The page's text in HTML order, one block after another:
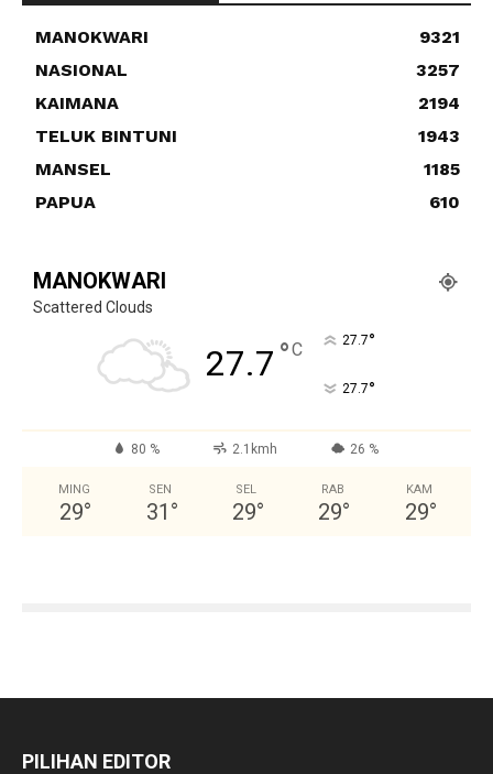
MANOKWARI
9321
NASIONAL
3257
KAIMANA
2194
TELUK BINTUNI
1943
MANSEL
1185
PAPUA
610
MANOKWARI
Scattered Clouds
27.7 °C 27.7°
27.7°
80 % 2.1kmh 26 %
MING
29°
SEN
31 °
SEL
29°
RAB
29°
KAM
29°
PILIHAN EDITOR